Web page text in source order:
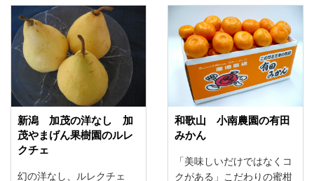
新潟 加茂の洋なし 加
茂やまげん果樹園のルレ
クチェ
幻の洋なし、ルレクチェ
和歌山 小南農園の有田
みかん
「美味しいだけではなくコ
クがある」こだわりの蜜柑